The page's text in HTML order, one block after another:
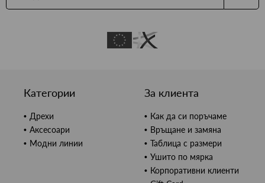
Категории
Дрехи
Аксесоари
Модни линии
За клиента
Как да си поръчаме
Връщане и замяна
Таблица с размери
Ушито по мярка
Корпоративни клиенти